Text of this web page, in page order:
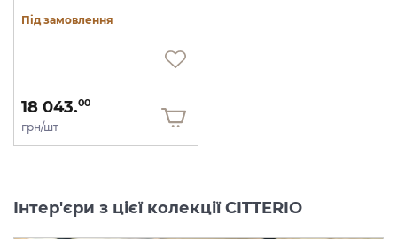
Під замовлення
18 043.00
грн/шт
Інтер'єри з цієї колекції CITTERIO